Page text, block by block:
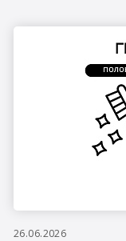
26.06.2026